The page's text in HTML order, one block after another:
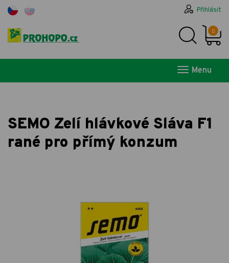
Přihlásit
0
Menu
SEMO Zelí hlávkové Sláva F1
rané pro přímý konzum